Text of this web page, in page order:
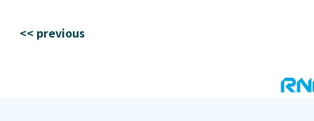
<< previous